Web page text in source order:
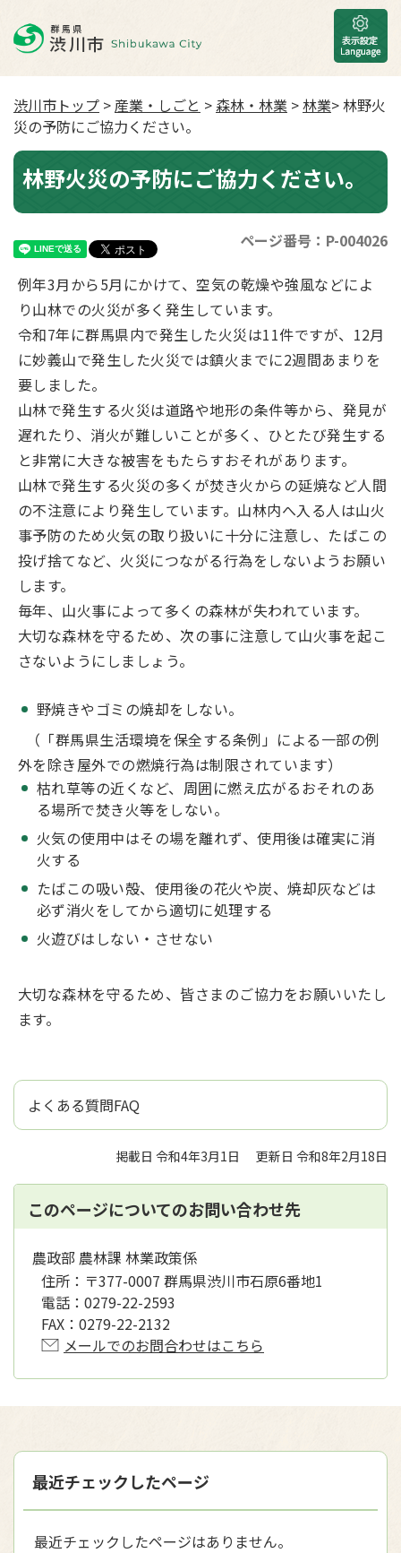
渋川市トップ >産業・しごと >森林・林業 >林業> 林野火
災の予防にご協力ください。
林野火災の予防にご協力ください。
ページ番号：P-004026
例年3月から5月にかけて、空気の乾燥や強風などによ
り山林での火災が多く発生しています。
令和7年に群馬県内で発生した火災は11件ですが、12月
に妙義山で発生した火災では鎮火までに2週間あまりを
要しました。
山林で発生する火災は道路や地形の条件等から、発見が
遅れたり、消火が難しいことが多く、ひとたび発生する
と非常に大きな被害をもたらすおそれがあります。
山林で発生する火災の多くが焚き火からの延焼など人間
の不注意により発生しています。山林内へ入る人は山火
事予防のため火気の取り扱いに十分に注意し、たばこの
投げ捨てなど、火災につながる行為をしないようお願い
します。
毎年、山火事によって多くの森林が失われています。
大切な森林を守るため、次の事に注意して山火事を起こ
さないようにしましょう。
野焼きやゴミの焼却をしない。
（「群馬県生活環境を保全する条例」による一部の例
外を除き屋外での燃焼行為は制限されています）
枯れ草等の近くなど、周囲に燃え広がるおそれのあ
る場所で焚き火等をしない。
火気の使用中はその場を離れず、使用後は確実に消
火する
たばこの吸い殻、使用後の花火や炭、焼却灰などは
必ず消火をしてから適切に処理する
火遊びはしない・させない
大切な森林を守るため、皆さまのご協力をお願いいたし
ます。
よくある質問FAQ
掲載日 令和4年3月1日 更新日 令和8年2月18日
このページについてのお問い合わせ先
農政部 農林課 林業政策係
住所： 〒377-0007 群馬県渋川市石原6番地1
電話： 0279-22-2593
FAX： 0279-22-2132
メールでのお問合わせはこちら
最近チェックしたページ
最近チェックしたページはありません。